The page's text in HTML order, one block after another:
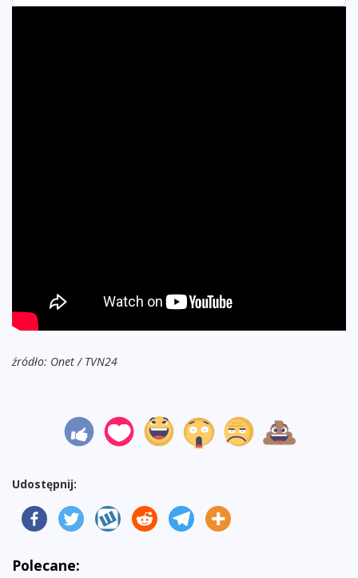
źródło: Onet / TVN24
Udostępnij:
Polecane: